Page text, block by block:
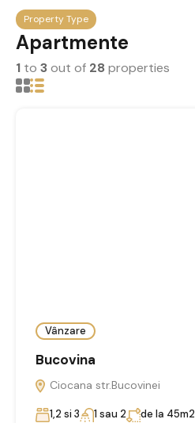
Property Type
Apartmente
1 to 3out of 28 properties
Vânzare
Bucovina
Ciocana str.Bucovinei
1,2 si 3 1 sau 2 de la 45m2